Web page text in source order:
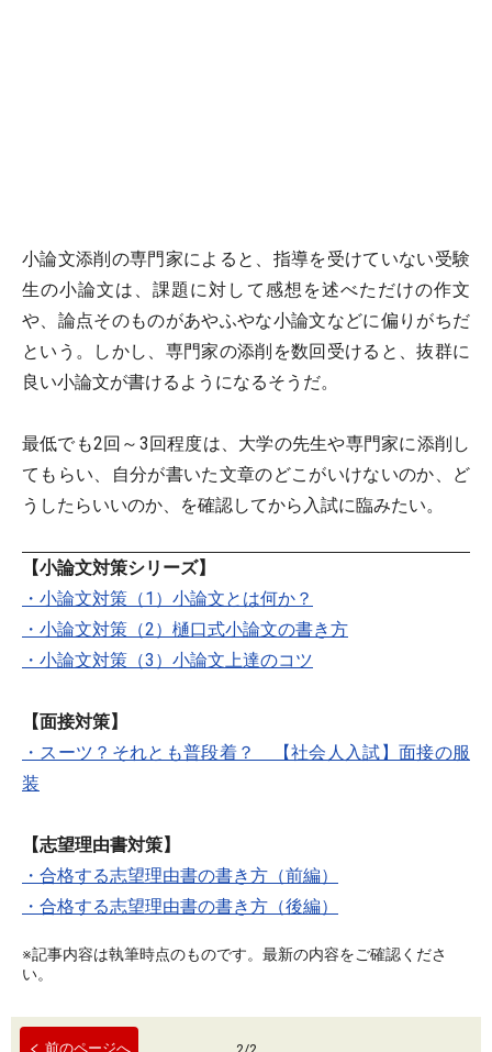
小論文添削の専門家によると、指導を受けていない受験
生の小論文は、課題に対して感想を述べただけの作文
や、論点そのものがあやふやな小論文などに偏りがちだ
という。しかし、専門家の添削を数回受けると、抜群に
良い小論文が書けるようになるそうだ。
最低でも2回～3回程度は、大学の先生や専門家に添削し
てもらい、自分が書いた文章のどこがいけないのか、ど
うしたらいいのか、を確認してから入試に臨みたい。
【小論文対策シリーズ】
・小論文対策（1）小論文とは何か？
・小論文対策（2）樋口式小論文の書き方
・小論文対策（3）小論文上達のコツ
【面接対策】
・スーツ？それとも普段着？ 【社会人入試】面接の服
装
【志望理由書対策】
・合格する志望理由書の書き方（前編）
・合格する志望理由書の書き方（後編）
※記事内容は執筆時点のものです。最新の内容をご確認くださ
い。
前のページへ